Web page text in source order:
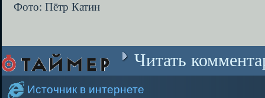
Фото: Пётр Катин
Читать
Источник в интернете